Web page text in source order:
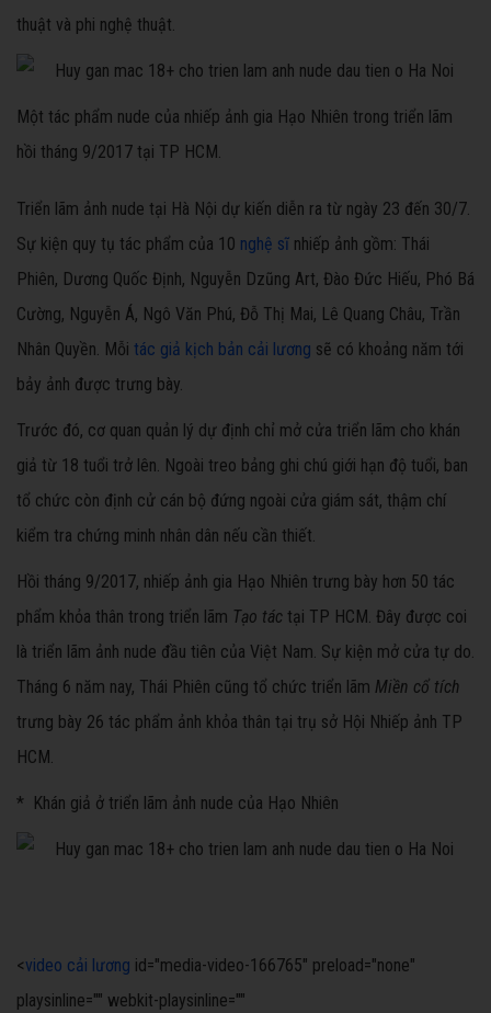
thuật và phi nghệ thuật.
Một tác phẩm nude của nhiếp ảnh gia Hạo Nhiên trong triển lãm
hồi tháng 9/2017 tại TP HCM.
Triển lãm ảnh nude tại Hà Nội dự kiến diễn ra từ ngày 23 đến 30/7.
Sự kiện quy tụ tác phẩm của 10 nghệ sĩ nhiếp ảnh gồm: Thái
Phiên, Dương Quốc Định, Nguyễn Dzũng Art, Đào Đức Hiếu, Phó Bá
Cường, Nguyễn Á, Ngô Văn Phú, Đỗ Thị Mai, Lê Quang Châu, Trần
Nhân Quyền. Mỗi tác giả kịch bản cải lương sẽ có khoảng năm tới
bảy ảnh được trưng bày.
Trước đó, cơ quan quản lý dự định chỉ mở cửa triển lãm cho khán
giả từ 18 tuổi trở lên. Ngoài treo bảng ghi chú giới hạn độ tuổi, ban
tổ chức còn định cử cán bộ đứng ngoài cửa giám sát, thậm chí
kiểm tra chứng minh nhân dân nếu cần thiết.
Hồi tháng 9/2017, nhiếp ảnh gia Hạo Nhiên trưng bày hơn 50 tác
phẩm khỏa thân trong triển lãm Tạo tác tại TP HCM. Đây được coi
là triển lãm ảnh nude đầu tiên của Việt Nam. Sự kiện mở cửa tự do.
Tháng 6 năm nay, Thái Phiên cũng tổ chức triển lãm Miền cổ tích
trưng bày 26 tác phẩm ảnh khỏa thân tại trụ sở Hội Nhiếp ảnh TP
HCM.
* Khán giả ở triển lãm ảnh nude của Hạo Nhiên
<video cải lương id="media-video-166765" preload="none"
playsinline="" webkit-playsinline=""